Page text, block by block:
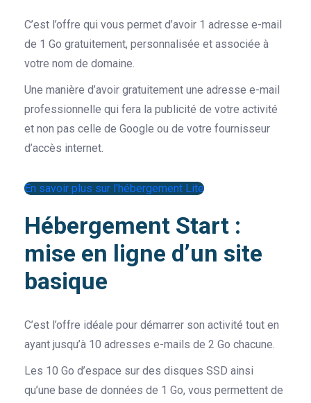
C’est l’offre qui vous permet d’avoir 1 adresse e-mail
de 1 Go gratuitement, personnalisée et associée à
votre nom de domaine.
Une manière d’avoir gratuitement une adresse e-mail
professionnelle qui fera la publicité de votre activité
et non pas celle de Google ou de votre fournisseur
d’accès internet.
En savoir plus sur l'hébergement Lite
Hébergement Start :
mise en ligne d’un site
basique
C’est l’offre idéale pour démarrer son activité tout en
ayant jusqu’à 10 adresses e-mails de 2 Go chacune.
Les 10 Go d’espace sur des disques SSD ainsi
qu’une base de données de 1 Go, vous permettent de